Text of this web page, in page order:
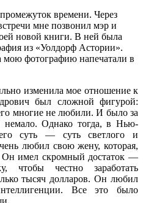
времени. Через
мне позвонил мэр и
новой книги. В ней была
из «Уолдорф Астории».
мою фотографию напечатали в
изменила мое отношение к
был сложной фигурой:
многие не любили. И было за
немало. Однако тогда, в Нью-
суть — суть светлого и
любил свою жену, которая,
Он имел скромный достаток —
чтобы честно заработать
тысяч долларов. Он любил
Все это было